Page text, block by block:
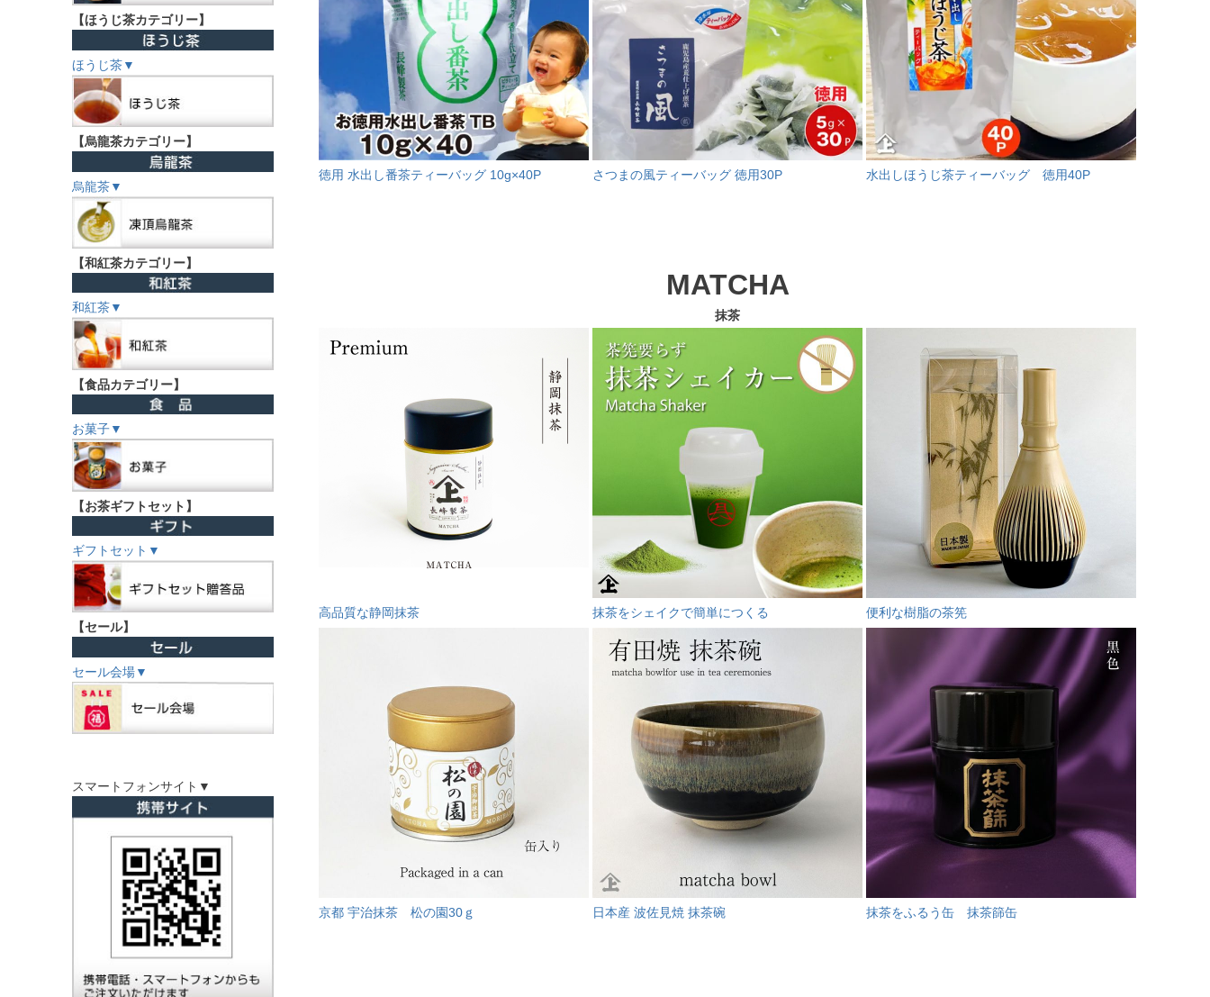
【ほうじ茶カテゴリー】
ほうじ茶▼
【烏龍茶カテゴリー】
烏龍茶▼
【和紅茶カテゴリー】
和紅茶▼
【食品カテゴリー】
お菓子▼
【お茶ギフトセット】
ギフトセット▼
【セール】
セール会場▼
スマートフォンサイト▼
徳用 水出し番茶ティーバッグ 10g×40P さつまの風ティーバッグ 徳用30P 水出しほうじ茶ティーバッグ 徳用40P
MATCHA
抹茶
高品質な静岡抹茶 抹茶をシェイクで簡単につくる 便利な樹脂の茶筅
京都 宇治抹茶 松の園30ｇ 日本産 波佐見焼 抹茶碗 抹茶をふるう缶 抹茶篩缶